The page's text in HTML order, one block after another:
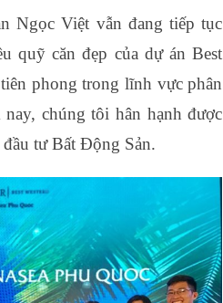
Ngọc Việt vẫn đang tiếp tục
quỹ căn đẹp của dự án Best
phong trong lĩnh vực phân
chúng tôi hân hạnh được
tư Bất Động Sản.